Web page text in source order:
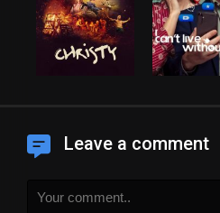
Leave a comment